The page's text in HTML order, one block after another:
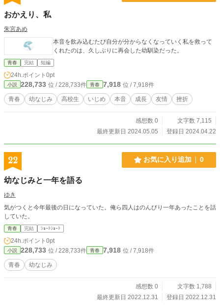
おかえり、私
朱宮あめ
本音を飲み込むたび自分が分からなくなっていく私を救って
くれたのは、久しぶりに再会した幼馴染だった。
青春 完結 短編
24h.ポイント 0pt
小説 228,733 位 / 228,733件 青春 7,918 位 / 7,918件
青春 幼なじみ 高校生 いじめ 本音 成長 友情 挫折
感想数 0
文字数 7,115
最終更新日 2024.05.05
登録日 2024.04.22
22 お気に入り追加 0
幼なじみと一年を語る
ゆき
気がつくと今年最後の日になっていた。俺ら四人はのんびり一年あったことを話
していた。
青春 完結 ｼｮｰﾄｼｮｰﾄ
24h.ポイント 0pt
小説 228,733 位 / 228,733件 青春 7,918 位 / 7,918件
青春 幼なじみ
感想数 0
文字数 1,788
最終更新日 2022.12.31
登録日 2022.12.31